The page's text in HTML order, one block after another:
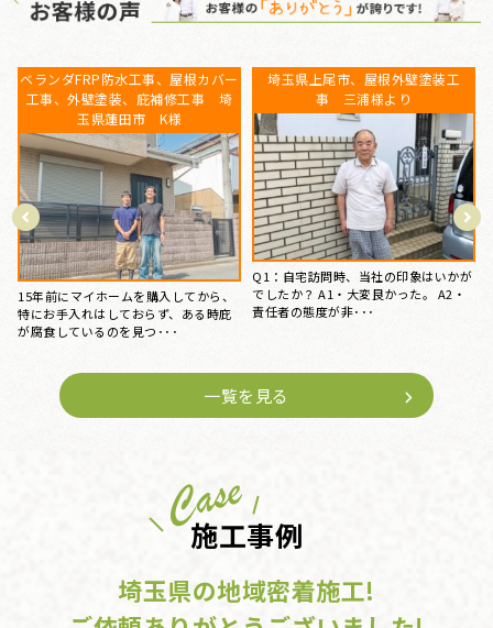
埼玉県加須市、屋根カバー工事 N
様より
Q：自宅訪問時、当社の印象はいかが
でしたか？ A・大変良かった。 Q2：
弊社に･･･
埼玉県伊奈町にて屋根工事、外壁
塗装工事をさせていただいたY様よ
りご感想を頂きました。
Q1：自宅訪問時、当社の印象はいかが
でしたか？ A1・大変良かった。 Q2：
一覧を見る
施工事例
埼玉県の地域密着施工!